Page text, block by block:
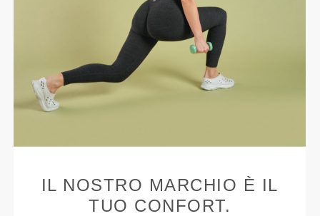
IL NOSTRO MARCHIO È IL
TUO CONFORT.